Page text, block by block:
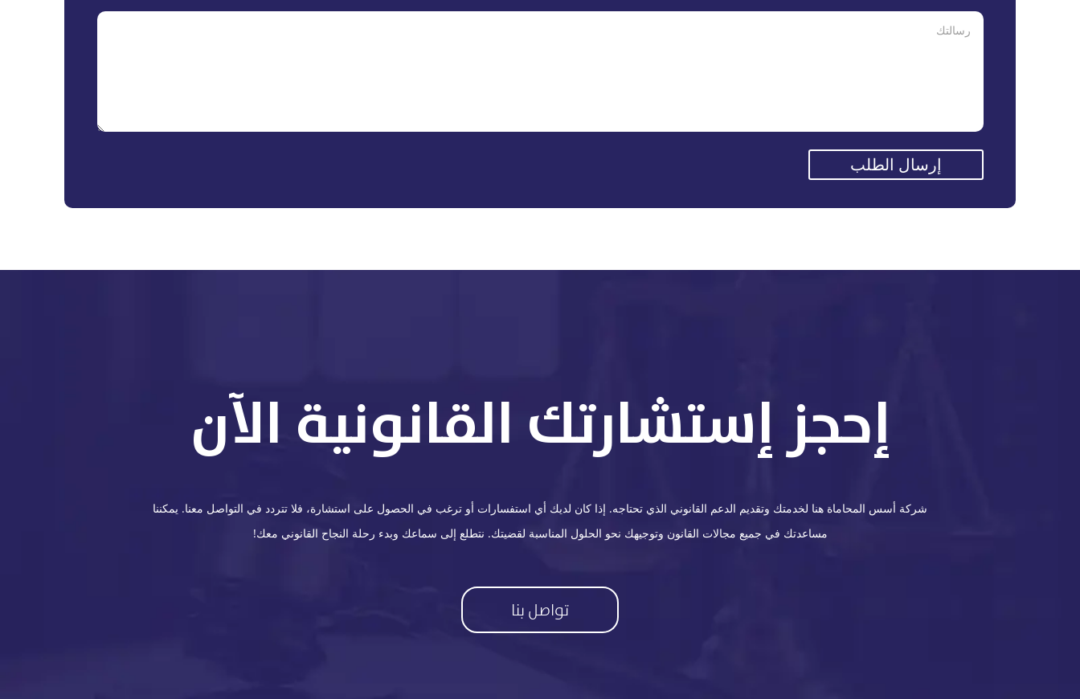
إرسال الطلب
إحجز إستشارتك القانونية الآن
شركة أسس المحاماة هنا لخدمتك وتقديم الدعم القانوني الذي تحتاجه. إذا كان لديك أي استفسارات أو ترغب في الحصول على استشارة، فلا تتردد في التواصل معنا. يمكننا
مساعدتك في جميع مجالات القانون وتوجيهك نحو الحلول المناسبة لقضيتك. نتطلع إلى سماعك وبدء رحلة النجاح القانوني معك!
تواصل بنا